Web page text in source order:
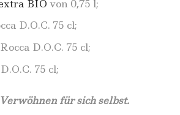
BIO von 0,75 l;
D.O.C. 75 cl;
D.O.C. 75 cl;
75 cl;
für sich selbst.